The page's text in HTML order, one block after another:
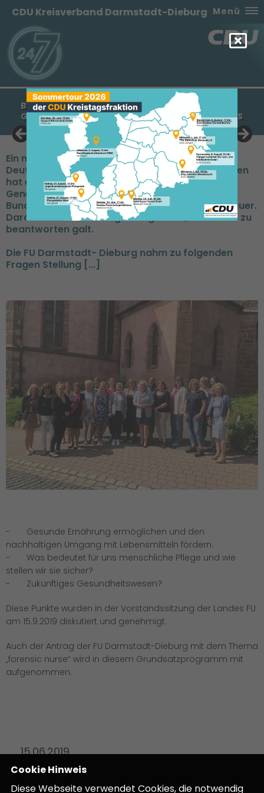
CDU Kreisverband Darmstadt-Dieburg Menü
BEITRAG DER FU DARMSTADT-DIEBURG ZUM
GRUNDSATZPROGRAMM DER CDU DEUTSCHLANDS
Ein neues Grundsatzprogramm der CDU
Deutschlands sollte aufgestellt werden. Begonnen
hat es mit der Zuhörtour der damaligen
Generalsekretärin und heutigen
Bundesvorsitzenden Annegret Kramp-Karrenbauer.
Daraus wurden Leitfragen abgeleitet, die es nun zu
beantworten galt.
Die FU Darmstadt- Dieburg nahm zu folgenden
Fragen Stellung [...]
- Gesunde Ernährung ermöglichen und den
nachhaltigen Umgang mit Lebensmitteln fördern.
- Was bedeutet für uns menschliche Pflege und wie
stellen wir sie sicher?
- Zukünftiges Gesundheitswesen?
Diese Punkte wurden in der Vorstandssitzung der Landes FU
am 15.9.2019 diskutiert und genehmigt.
Auch der Antrag der FU Darmstadt-Dieburg mit dem Thema
forensic nurse“ wird in diesem Grundsatzprogramm mit
aufgenommen.
15.06.2019
Cookie Hinweis
Diese Webseite verwendet Cookies, die notwendig